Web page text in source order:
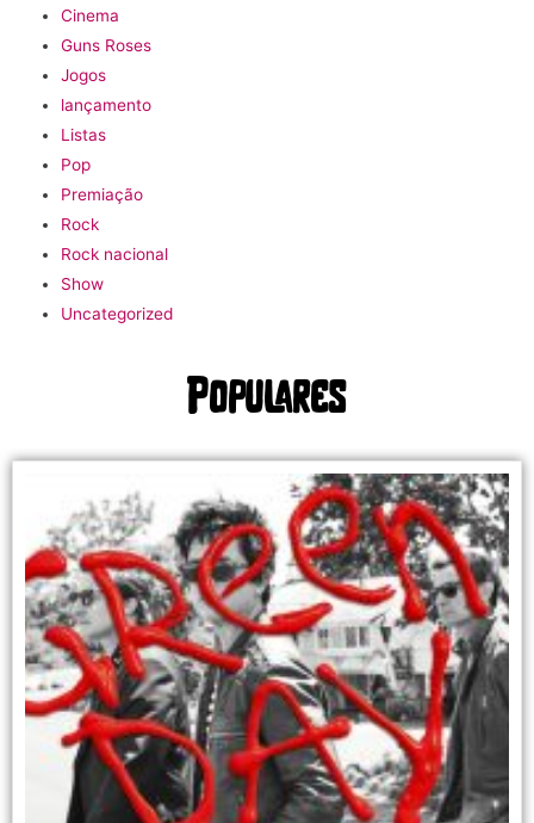
Cinema
Guns Roses
Jogos
lançamento
Listas
Pop
Premiação
Rock
Rock nacional
Show
Uncategorized
Populares